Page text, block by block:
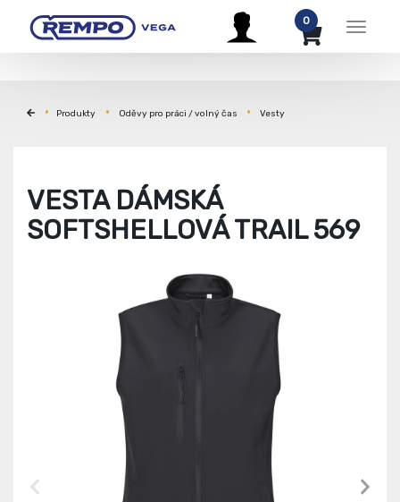
Menu
0
Produkty Oděvy pro práci / volný čas Vesty
VESTA DÁMSKÁ
SOFTSHELLOVÁ TRAIL 569